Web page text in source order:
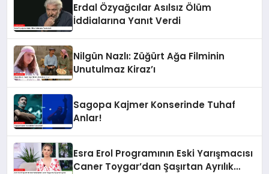
Erdal Özyağcılar Asılsız Ölüm
İddialarına Yanıt Verdi
Nilgün Nazlı: Züğürt Ağa Filminin
Unutulmaz Kiraz’ı
Sagopa Kajmer Konserinde Tuhaf
Anlar!
Esra Erol Programının Eski Yarışmacısı
Caner Toygar’dan Şaşırtan Ayrılık